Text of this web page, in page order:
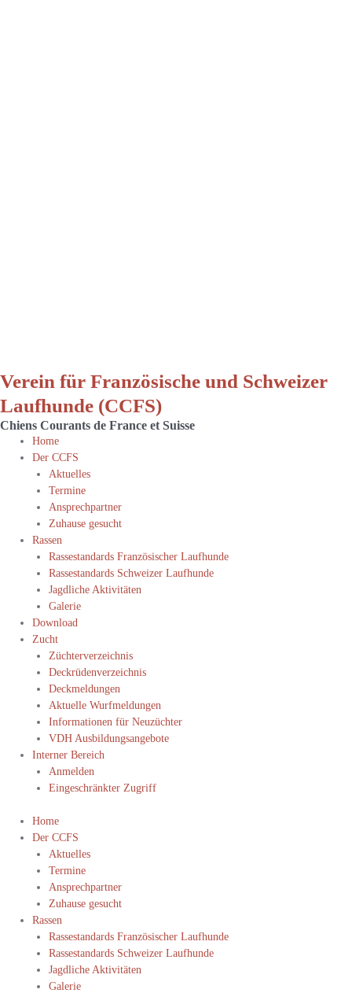
Verein für Französische und Schweizer
Laufhunde (CCFS)
Chiens Courants de France et Suisse
Home
Der CCFS
Aktuelles
Termine
Ansprechpartner
Zuhause gesucht
Rassen
Rassestandards Französischer Laufhunde
Rassestandards Schweizer Laufhunde
Jagdliche Aktivitäten
Galerie
Download
Zucht
Züchterverzeichnis
Deckrüdenverzeichnis
Deckmeldungen
Aktuelle Wurfmeldungen
Informationen für Neuzüchter
VDH Ausbildungsangebote
Interner Bereich
Anmelden
Eingeschränkter Zugriff
Home
Der CCFS
Aktuelles
Termine
Ansprechpartner
Zuhause gesucht
Rassen
Rassestandards Französischer Laufhunde
Rassestandards Schweizer Laufhunde
Jagdliche Aktivitäten
Galerie